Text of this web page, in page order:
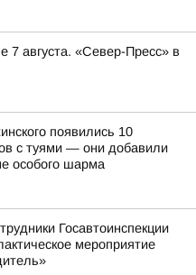
7 августа. «Север-Пресс» в
появились 10
с туями — они добавили
особого шарма
Госавтоинспекции
мероприятие